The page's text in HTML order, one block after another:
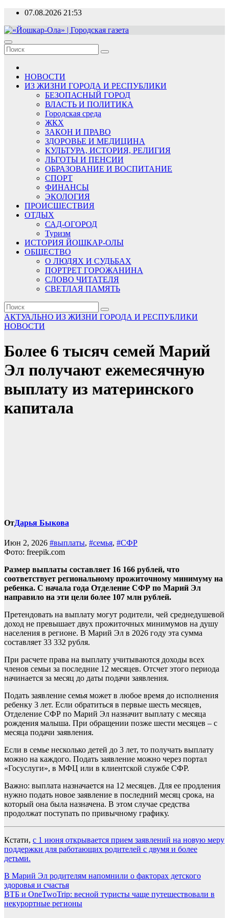
Перейти
содержимому
07.08.2026 21:53
«Йошкар-Ола» | Городская газета
Новости, события, люди
НОВОСТИ
ИЗ ЖИЗНИ ГОРОДА И РЕСПУБЛИКИ
БЕЗОПАСНЫЙ ГОРОД
ВЛАСТЬ И ПОЛИТИКА
Городская среда
ЖКХ
ЗАКОН И ПРАВО
ЗДОРОВЬЕ И МЕДИЦИНА
КУЛЬТУРА, ИСТОРИЯ, РЕЛИГИЯ
ЛЬГОТЫ И ПЕНСИИ
ОБРАЗОВАНИЕ И ВОСПИТАНИЕ
СПОРТ
ФИНАНСЫ
ЭКОЛОГИЯ
ПРОИСШЕСТВИЯ
ОТДЫХ
САД-ОГОРОД
Туризм
ИСТОРИЯ ЙОШКАР-ОЛЫ
ОБЩЕСТВО
О ЛЮДЯХ И СУДЬБАХ
ПОРТРЕТ ГОРОЖАНИНА
СЛОВО ЧИТАТЕЛЯ
СВЕТЛАЯ ПАМЯТЬ
АКТУАЛЬНО ИЗ ЖИЗНИ ГОРОДА И РЕСПУБЛИКИ
НОВОСТИ
Более 6 тысяч семей Марий
Эл получают ежемесячную
выплату из материнского
капитала
ОтДарья Быкова
Июн 2, 2026 #выплаты, #семья, #СФР
Фото: freepik.com
Размер выплаты составляет 16 166 рублей, что
соответствует региональному прожиточному минимуму на
ребенка. С начала года Отделение СФР по Марий Эл
направило на эти цели более 107 млн рублей.
Претендовать на выплату могут родители, чей среднедушевой
доход не превышает двух прожиточных минимумов на душу
населения в регионе. В Марий Эл в 2026 году эта сумма
составляет 33 332 рубля.
При расчете права на выплату учитываются доходы всех
членов семьи за последние 12 месяцев. Отсчет этого периода
начинается за месяц до даты подачи заявления.
Подать заявление семья может в любое время до исполнения
ребенку 3 лет. Если обратиться в первые шесть месяцев,
Отделение СФР по Марий Эл назначит выплату с месяца
рождения малыша. При обращении позже шести месяцев – с
месяца подачи заявления.
Если в семье несколько детей до 3 лет, то получать выплату
можно на каждого. Подать заявление можно через портал
«Госуслуги», в МФЦ или в клиентской службе СФР.
Важно: выплата назначается на 12 месяцев. Для ее продления
нужно подать новое заявление в последний месяц срока, на
который она была назначена. В этом случае средства
продолжат поступать по привычному графику.
Кстати, с 1 июня открывается прием заявлений на новую меру
поддержки для работающих родителей с двумя и более
детьми.
Навигация
по
записям
В Марий Эл родителям напомнили о факторах детского
здоровья и счастья
ВТБ и OneTwoTrip: весной туристы чаще путешествовали в
некурортные регионы